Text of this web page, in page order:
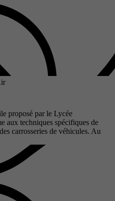
proposé par le Lycée
aux techniques spécifiques de
carrosseries de véhicules. Au